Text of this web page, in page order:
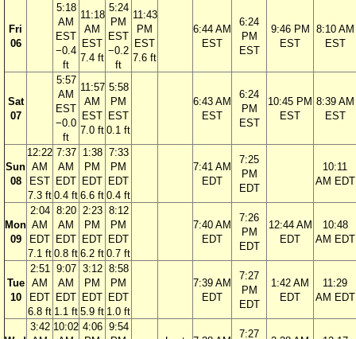
Fri
06
5:18
AM
EST
−0.4
ft
11:18
AM
EST
7.4 ft
5:24
PM
EST
−0.2
ft
11:43
PM
EST
7.6 ft
6:44 AM
EST
6:24
PM
EST
9:46 PM
EST
8:10 AM
EST
Sat
07
5:57
AM
EST
−0.0
ft
11:57
AM
EST
7.0 ft
5:58
PM
EST
0.1 ft
6:43 AM
EST
6:24
PM
EST
10:45 PM
EST
8:39 AM
EST
Sun
08
12:22
AM
EST
7.3 ft
7:37
AM
EDT
0.4 ft
1:38
PM
EDT
6.6 ft
7:33
PM
EDT
0.4 ft
7:41 AM
EDT
7:25
PM
EDT
10:11
AM EDT
Mon
09
2:04
AM
EDT
7.1 ft
8:20
AM
EDT
0.8 ft
2:23
PM
EDT
6.2 ft
8:12
PM
EDT
0.7 ft
7:40 AM
EDT
7:26
PM
EDT
12:44 AM
EDT
10:48
AM EDT
Tue
10
2:51
AM
EDT
6.8 ft
9:07
AM
EDT
1.1 ft
3:12
PM
EDT
5.9 ft
8:58
PM
EDT
1.0 ft
7:39 AM
EDT
7:27
PM
EDT
1:42 AM
EDT
11:29
AM EDT
3:42 10:02 4:06 9:54
7:27